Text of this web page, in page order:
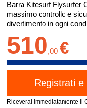
Barra Kitesurf Flysurfer
massimo controllo e
divertimento in ogni
510,00 €
Riceverai immediatamente il